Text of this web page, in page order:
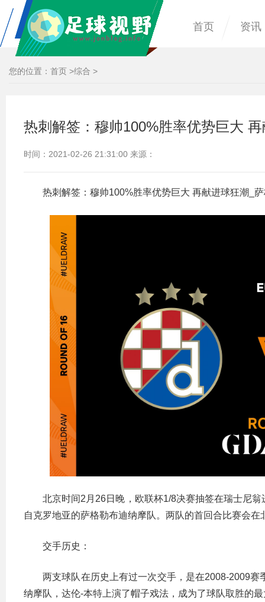
首页 资讯
您的位置： 首页 >综合 >
热刺解签：穆帅100%胜率优势巨大
时间：2021-02-26 21:31:00 来源：
热刺解签：穆帅100%胜率优势巨大 再献进球狂潮_
北京时间2月26日晚，欧联杯1/8决赛抽签在瑞士尼
自克罗地亚的萨格勒布迪纳摩队。两队的首回合比赛会
交手历史：
两支球队在历史上有过一次交手，是在2008-2009
纳摩队，达伦-本特上演了帽子戏法，成为了球队取胜的